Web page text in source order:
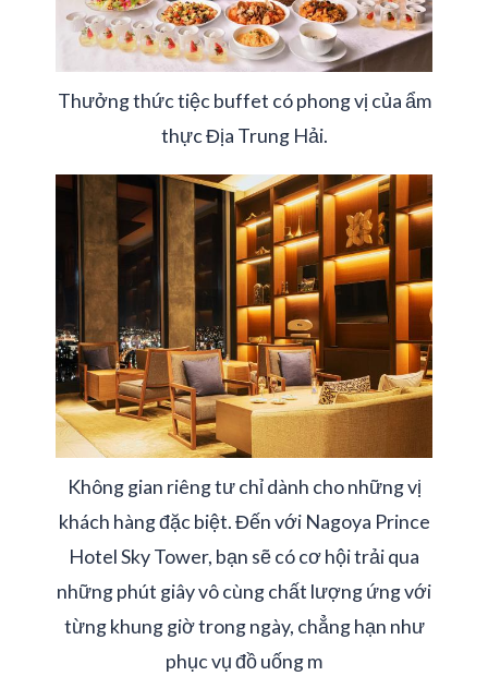
Thưởng thức tiệc buffet có phong vị của ẩm
thực Địa Trung Hải.
Không gian riêng tư chỉ dành cho những vị
khách hàng đặc biệt. Đến với Nagoya Prince
Hotel Sky Tower, bạn sẽ có cơ hội trải qua
những phút giây vô cùng chất lượng ứng với
từng khung giờ trong ngày, chẳng hạn như
phục vụ đồ uống m